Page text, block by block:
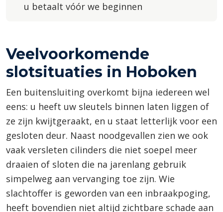
u betaalt vóór we beginnen
Veelvoorkomende
slotsituaties in Hoboken
Een buitensluiting overkomt bijna iedereen wel
eens: u heeft uw sleutels binnen laten liggen of
ze zijn kwijtgeraakt, en u staat letterlijk voor een
gesloten deur. Naast noodgevallen zien we ook
vaak versleten cilinders die niet soepel meer
draaien of sloten die na jarenlang gebruik
simpelweg aan vervanging toe zijn. Wie
slachtoffer is geworden van een inbraakpoging,
heeft bovendien niet altijd zichtbare schade aan